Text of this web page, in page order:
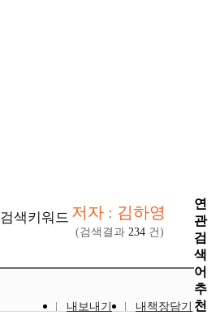
검색키워드 저자 : 김하영
(검색결과 234 건)
내보내기
내책장담기
연
관
검
색
어
추
천